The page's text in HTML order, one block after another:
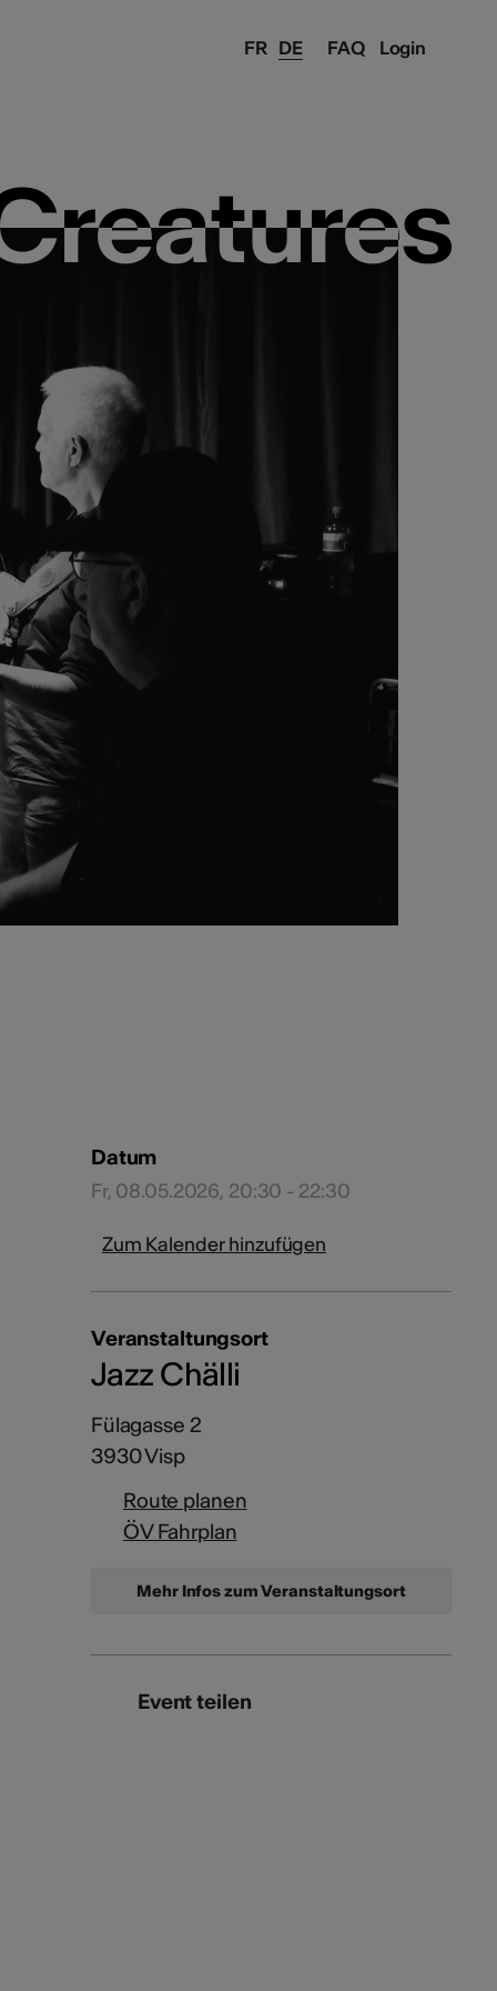
FAQ Login
FR DE
Datum
Fr, 08.05.2026, 20:30 - 22:30
Zum Kalender hinzufügen
Veranstaltungsort
Jazz Chälli
Fülagasse 2
3930 Visp
Route planen
ÖV Fahrplan
Mehr Infos zum Veranstaltungsort
Event teilen